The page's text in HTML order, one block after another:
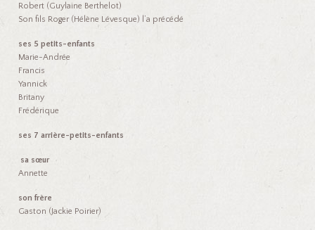
Robert (Guylaine Berthelot)
Son fils Roger (Hélène Lévesque) l’a précédé
ses 5 petits-enfants
Marie-Andrée
Francis
Yannick
Britany
Frédérique
ses 7 arrière-petits-enfants
sa sœur
Annette
son frère
Gaston (Jackie Poirier)